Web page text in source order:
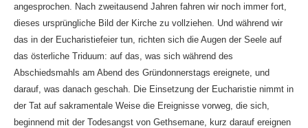
angesprochen. Nach zweitausend Jahren fahren wir noch immer fort,
dieses ursprüngliche Bild der Kirche zu vollziehen. Und während wir
das in der Eucharistiefeier tun, richten sich die Augen der Seele auf
das österliche Triduum: auf das, was sich während des
Abschiedsmahls am Abend des Gründonnerstags ereignete, und
darauf, was danach geschah. Die Einsetzung der Eucharistie nimmt in
der Tat auf sakramentale Weise die Ereignisse vorweg, die sich,
beginnend mit der Todesangst von Gethsemane, kurz darauf ereignen